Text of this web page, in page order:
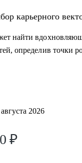
нелюбимой работы,
карьерного
найти
определив точки
2026
₽